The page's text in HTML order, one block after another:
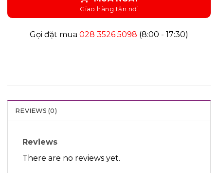
Gọi đặt mua 028 3526 5098 (8:00 - 17:30)
REVIEWS (0)
Reviews
There are no reviews yet.